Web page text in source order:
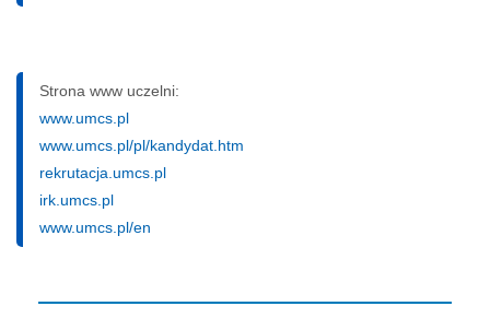
Strona www uczelni:
www.umcs.pl
www.umcs.pl/pl/kandydat.htm
rekrutacja.umcs.pl
irk.umcs.pl
www.umcs.pl/en